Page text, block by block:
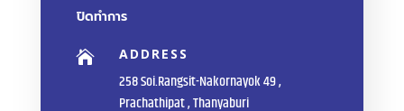
ปิดทำการ
 ADDRESS
258 Soi.Rangsit-Nakornayok 49 ,
Prachathipat , Thanyaburi